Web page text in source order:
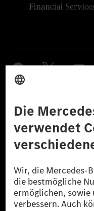
Datenschutz
© 2026 Mercedes-Benz
[1] Bilanziell CO₂-neutral
reduzierte CO₂-Emissionen
zertifizierte